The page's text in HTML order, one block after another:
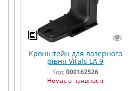
Кронштейн для лазерного
рівня Vitals LA 9
Код:000162526
Немає в наявності